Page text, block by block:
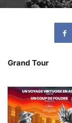
Grand Tour